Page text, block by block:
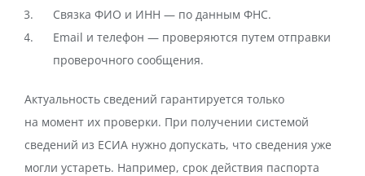
Связка ФИО и ИНН — по данным ФНС.
Email и телефон — проверяются путем отправки
проверочного сообщения.
Актуальность сведений гарантируется только
на момент их проверки. При получении системой
сведений из ЕСИА нужно допускать, что сведения уже
могли устареть. Например, срок действия паспорта